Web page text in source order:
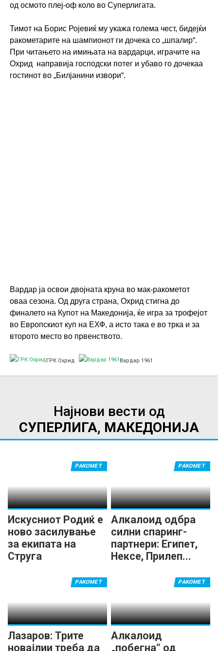
од осмото плеј-оф коло во Суперлигата.
Тимот на Борис Ројевиќ му укажа голема чест, бидејќи
ракометарите на шампионот ги дочека со „шпалир“.
При читањето на имињата на вардарци, играчите на
Охрид направија господски потег и убаво го дочекаа
гостинот во „Билјанини извори“.
Вардар ја освои двојната круна во мак-ракометот
оваа сезона. Од друга страна, Охрид стигна до
финалето на Купот на Македонија, ќе игра за трофејот
во Европскиот куп на ЕХФ, а исто така е во трка и за
второто место во првенството.
ГРК Охрид Вардар 1961
Најнови вести од
СУПЕРЛИГА, МАКЕДОНИЈА
Искусниот Родиќ е
ново засилување
за екипата на
Струга
РАКОМЕТ
Алкалоид одбра
силни спаринг-
партнери: Египет,
Нексе, Прилеп...
РАКОМЕТ
Лазаров: Трите
новајлии треба да
РАКОМЕТ
Алкалоид
„побегна“ од
РАКОМЕТ